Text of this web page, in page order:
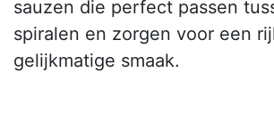
sauzen die perfect passen
spiralen en zorgen voor een
gelijkmatige smaak.